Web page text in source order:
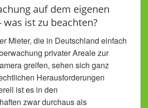
auf dem eigenen
ist zu beachten?
Mieter, die in Deutschland einfach
privater Areale zur
greifen, sehen sich ganz
Herausforderungen
ist es in den
zwar durchaus als